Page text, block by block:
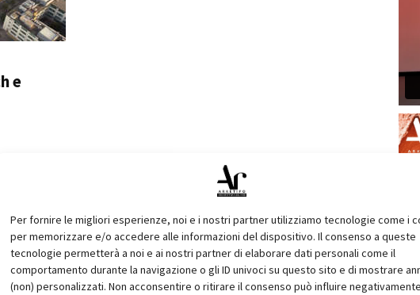
Per fornire le migliori esperienze, noi e i nostri partner utilizziamo tecnologie come i
per memorizzare e/o accedere alle informazioni del dispositivo. Il consenso a queste
tecnologie permetterà a noi e ai nostri partner di elaborare dati personali come il
comportamento durante la navigazione o gli ID univoci su questo sito e di mostrare
(non) personalizzati. Non acconsentire o ritirare il consenso può influire
e